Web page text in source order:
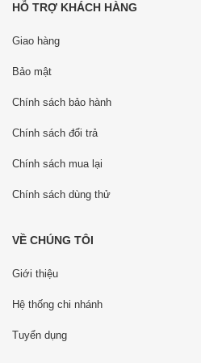
HỖ TRỢ KHÁCH HÀNG
Giao hàng
Bảo mật
Chính sách bảo hành
Chính sách đổi trả
Chính sách mua lại
Chính sách dùng thử
VỀ CHÚNG TÔI
Giới thiệu
Hệ thống chi nhánh
Tuyển dụng